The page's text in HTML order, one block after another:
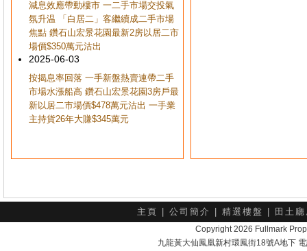
減息效應帶動樓市 一二手市場交投氣
氛升温 「白居二」客繼續成二手市場
焦點 鑽石山宏景花園最新2房以居二市
場價$350萬元沽出
2025-06-03
按揭息率回落 一手新盤熱賣連帶二手
市場水漲船高 鑽石山宏景花園3房戶最
新以居二市場價$478萬元沽出 一手業
主持貨26年大賺$345萬元
主頁 公司簡介 精選樓盤 田土
Copyright 2026 Fullmark
九龍黃大仙鳳凰新村環鳳街18號A地下